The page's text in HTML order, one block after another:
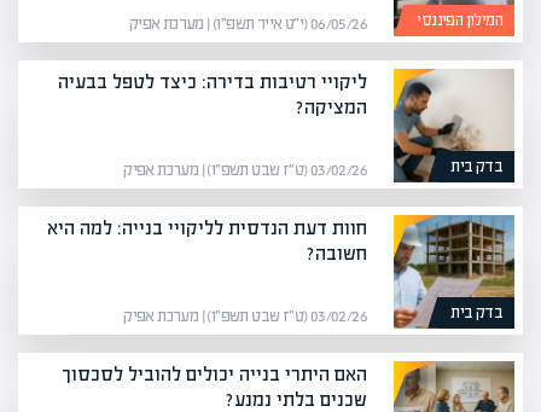
המילון הפיננסי 06/05/26 (י״ט אייר תשפ״ו) | מערכת אפיק
בדק בית
ליקויי רטיבות בדירה: כיצד לטפל בבעיה
המציקה?
03/02/26 (ט״ז שבט תשפ״ו) | מערכת אפיק
בדק בית
חוות דעת הנדסית לליקויי בנייה: למה היא
חשובה?
03/02/26 (ט״ז שבט תשפ״ו) | מערכת אפיק
האם היתרי בנייה יכולים להוביל לסכסוך
שכנים בלתי נמנע?